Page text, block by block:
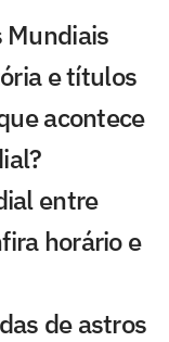
Mundiais
e títulos
acontece
entre
horário e
de astros